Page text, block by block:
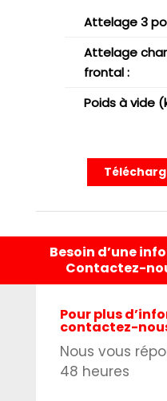
Attelage 3
Attelage
frontal :
Poids à vide
Besoin d’une
Contactez-
Pour plus
contactez-
Nous vous
48 heures